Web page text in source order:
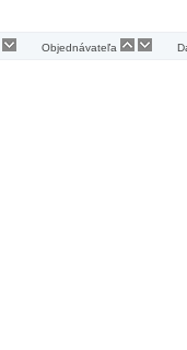
Objednávateľa